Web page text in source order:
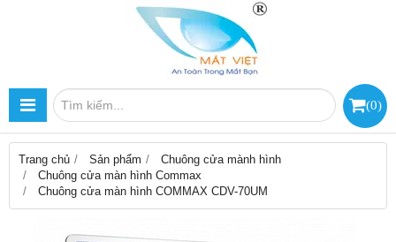
(0)
Trang chủ Sản phẩm
Chuông cửa mành hình
Chuông cửa màn hình Commax
Chuông cửa màn hình COMMAX CDV-70UM